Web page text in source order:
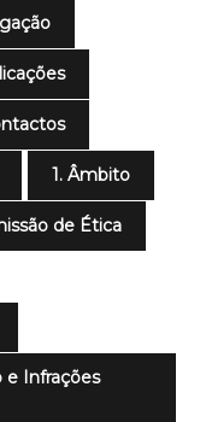
1. Âmbito
de Ética
e Infrações